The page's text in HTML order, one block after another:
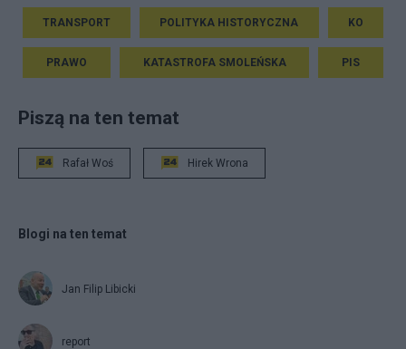
TRANSPORT POLITYKA HISTORYCZNA KO
PRAWO KATASTROFA SMOLEŃSKA PIS
Piszą na ten temat
Rafał Woś Hirek Wrona
Blogi na ten temat
Jan Filip Libicki
report